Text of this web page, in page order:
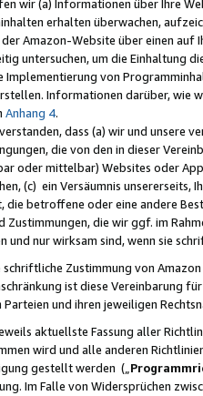
wir (a) Informationen über Ihre
erhalten überwachen,
Amazon-Website über einen
untersuchen, um die Einhaltung
von
Informationen darüber, wie
Anhang 4.
dass (a) wir und
die von den in dieser
oder mittelbar) Websites oder
(c) ein Versäumnis unsererseits,
die betroffene oder eine andere
Zustimmungen, die wir ggf. im
und nur wirksam sind, wenn sie
Zustimmung von
ist diese Vereinbarung
und ihren jeweiligen
aktuellste Fassung aller
wird und alle anderen
gestellt werden („
Im Falle von Widersprüchen